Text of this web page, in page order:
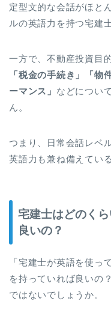
定型文的な会話がほと
ルの英語力を持つ宅建
一方で、不動産投資目
「税金の手続き」「物
ーマンス」 などについ
ん。
つまり、日常会話レベ
英語力も兼ね備えてい
宅建士はどのく
良いの？
「宅建士が英語を使っ
を持っていれば良いの
ではないでしょうか。